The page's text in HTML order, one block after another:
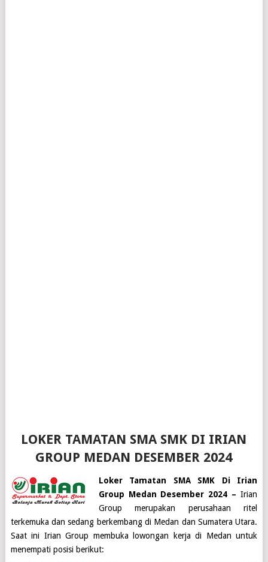
LOKER TAMATAN SMA SMK DI IRIAN
GROUP MEDAN DESEMBER 2024
Loker Tamatan SMA SMK Di Irian
Group Medan Desember 2024 – Irian
Group merupakan perusahaan ritel
terkemuka dan sedang berkembang di Medan dan Sumatera Utara.
Saat ini Irian Group membuka lowongan kerja di Medan untuk
menempati posisi berikut: